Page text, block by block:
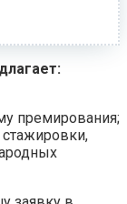
премирования;